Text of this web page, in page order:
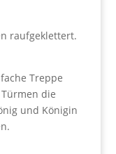
raufgeklettert.
Treppe
die
und Königin